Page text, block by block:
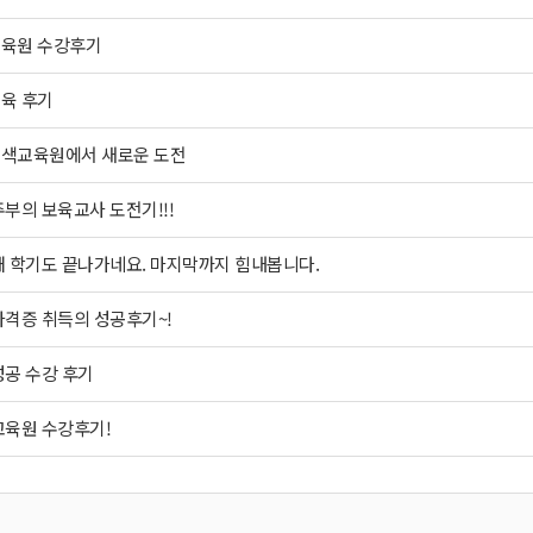
원 수강후기
후기
교육원에서 새로운 도전
의 보육교사 도전기!!!
학기도 끝나가네요. 마지막까지 힘내봅니다.
증 취득의 성공후기~!
수강 후기
원 수강후기!